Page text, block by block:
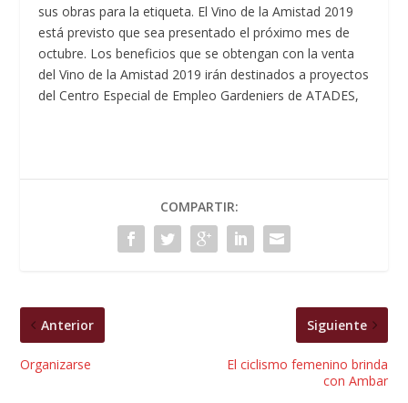
sus obras para la etiqueta. El Vino de la Amistad 2019
está previsto que sea presentado el próximo mes de
octubre. Los beneficios que se obtengan con la venta
del Vino de la Amistad 2019 irán destinados a proyectos
del Centro Especial de Empleo Gardeniers de ATADES,
COMPARTIR:
Anterior
Organizarse
Siguiente
El ciclismo femenino brinda
con Ambar